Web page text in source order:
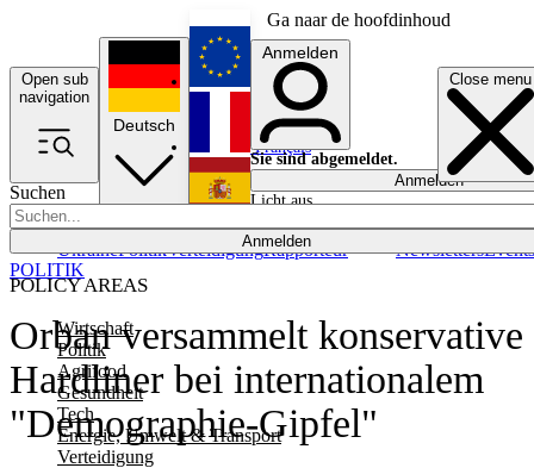
Ga naar de hoofdinhoud
Open sub
navigation
Close menu
Suchen
Anmelden
POLICY AREAS
Wirtschaft
Politik
Agrifood
Gesundheit
Tech
Energie, Umwelt & Transport
Verteidigung
UkrainePolitikVerteidigungRapporteur NewslettersEvents
Deutsch
English
Français
Anmelden
Sie sind abgemeldet.
Anmelden
Licht aus
Orban versammelt konservative
Hardliner bei internationalem
"Demographie-Gipfel"
POLITIK